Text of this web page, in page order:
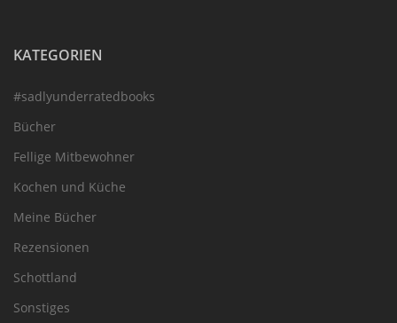
KATEGORIEN
#sadlyunderratedbooks
Bücher
Fellige Mitbewohner
Kochen und Küche
Meine Bücher
Rezensionen
Schottland
Sonstiges